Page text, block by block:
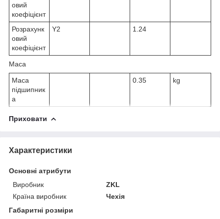
овий
коефіцієнт
Розрахунк
овий
коефіцієнт
Y2 1.24
Маса
Маса
підшипник
а
0.35 kg
Приховати
Характеристики
Основні атрибути
Виробник
ZKL
Країна виробник
Чехія
Габаритні розміри